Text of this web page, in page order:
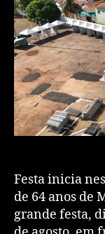
Festa inicia
de 64 anos de
grande festa,